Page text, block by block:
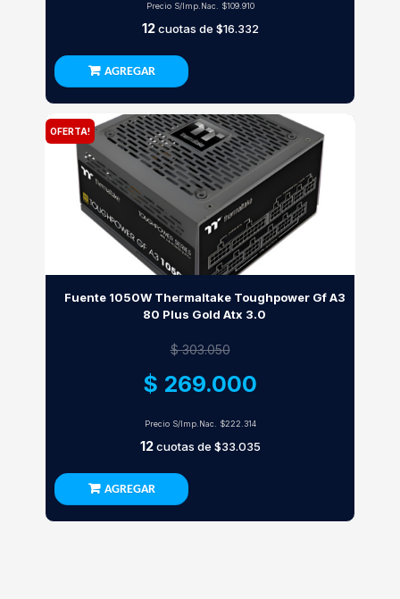
Precio S/Imp.Nac. $109.910
12cuotas de $16.332
AGREGAR
OFERTA!
Fuente 1050W Thermaltake Toughpower Gf A3
80 Plus Gold Atx 3.0
$ 303.050
$ 269.000
Precio S/Imp.Nac. $222.314
12cuotas de $33.035
AGREGAR